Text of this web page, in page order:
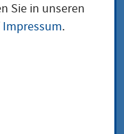
Sie in unseren
Impressum.